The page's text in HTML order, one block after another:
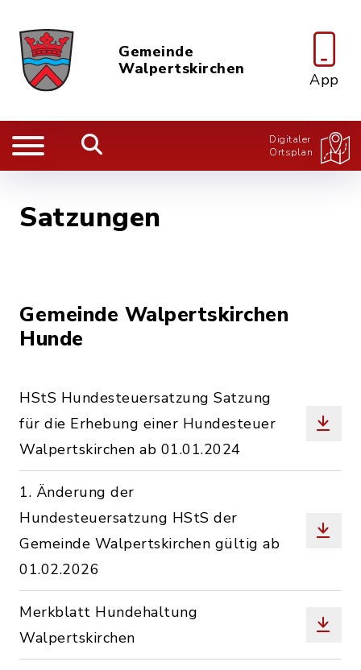
Gemeinde
Walpertskirchen
App
Digitaler
Ortsplan
Satzungen
Gemeinde Walpertskirchen
Hunde
HStS Hundesteuersatzung Satzung
für die Erhebung einer Hundesteuer
Walpertskirchen ab 01.01.2024
1. Änderung der
Hundesteuersatzung HStS der
Gemeinde Walpertskirchen gültig ab
01.02.2026
Merkblatt Hundehaltung
Walpertskirchen